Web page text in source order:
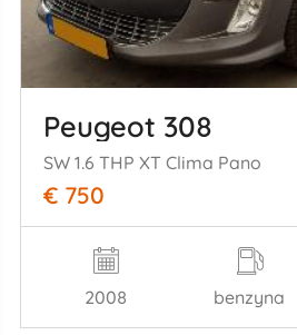
Peugeot 308
SW 1.6 THP XT Clima Pano
€ 750
2008 benzyna